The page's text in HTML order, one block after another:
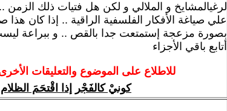
لرغيالمشايخ و الملالي و لكن هل فتيات ذلك الزمن
علي صياغة الأفكار الفلسفية الراقية .. إذا كان
بصورة مزعجة إستمتعت جدا بالقص .. و ببراعة
أتابع باقي الأجزاء
للاطلاع على الموضوع والتعليقات
كونيْ كالفَجْر إذا اقْتحَمَ الظلام